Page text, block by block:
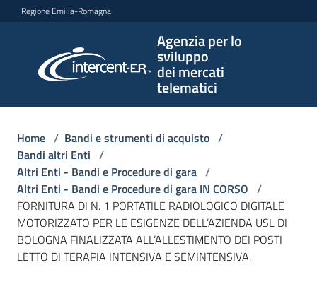
Vai al contenuto
Vai alla navigazione
Vai al footer
Regione Emilia-Romagna
Agenzia per lo
sviluppo
dei mercati
telematici
per lo
sviluppo
telematici
L'Agenzia
Bandi
Home / Bandi e strumenti di acquisto /
Bandi altri Enti /
Altri Enti - Bandi e Procedure di gara /
Altri Enti - Bandi e Procedure di gara IN CORSO /
FORNITURA DI N. 1 PORTATILE RADIOLOGICO DIGITALE
MOTORIZZATO PER LE ESIGENZE DELL’AZIENDA USL DI
BOLOGNA FINALIZZATA ALL’ALLESTIMENTO DEI POSTI
LETTO DI TERAPIA INTENSIVA E SEMINTENSIVA.